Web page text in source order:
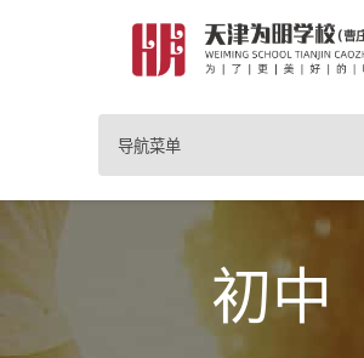
导航菜单
初中